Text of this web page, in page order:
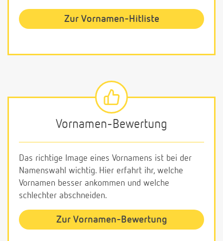
Zur Vornamen-Hitliste
Vornamen-Bewertung
Das richtige Image eines Vornamens ist bei der
Namenswahl wichtig. Hier erfahrt ihr, welche
Vornamen besser ankommen und welche
schlechter abschneiden.
Zur Vornamen-Bewertung